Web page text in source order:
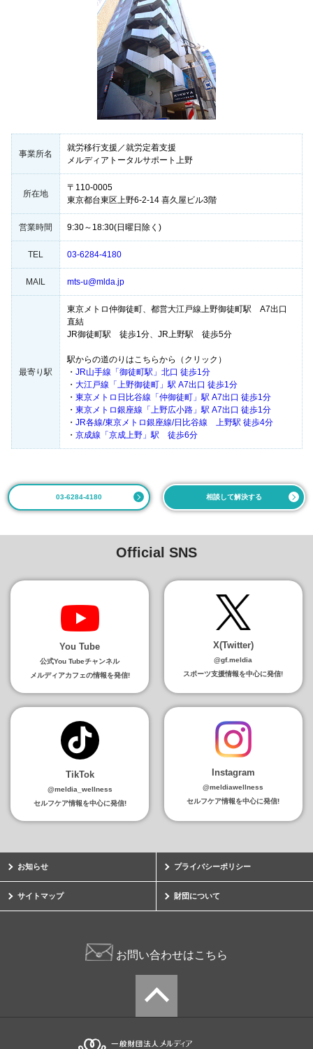
事業所名
就労移行支援／就労定着支援
メルディアトータルサポート上野
所在地
〒110-0005
東京都台東区上野6-2-14 喜久屋ビル3階
営業時間 9:30～18:30(日曜日除く)
TEL 03-6284-4180
MAIL mts-u@mlda.jp
最寄り駅
東京メトロ仲御徒町、都営大江戸線上野御徒町駅 A7出口
直結
JR御徒町駅 徒歩1分、JR上野駅 徒歩5分
駅からの道のりはこちらから（クリック）
・ JR山手線「御徒町駅」北口 徒歩1分
・ 大江戸線「上野御徒町」駅 A7出口 徒歩1分
・ 東京メトロ日比谷線「仲御徒町」駅 A7出口 徒歩1分
・ 東京メトロ銀座線「上野広小路」駅 A7出口 徒歩1分
・ JR各線/東京メトロ銀座線/日比谷線 上野駅 徒歩4分
・ 京成線「京成上野」駅 徒歩6分
03-6284-4180 相談して解決する
Official SNS
You Tube
公式You Tubeチャンネル
メルディアカフェの情報を発信!
X(Twitter)
@gf.meldia
スポーツ支援情報を中心に発信!
TikTok
@meldia_wellness
セルフケア情報を中心に発信!
Instagram
@meldiawellness
セルフケア情報を中心に発信!
お知らせ プライバシーポリシー
サイトマップ 財団について
お問い合わせはこちら